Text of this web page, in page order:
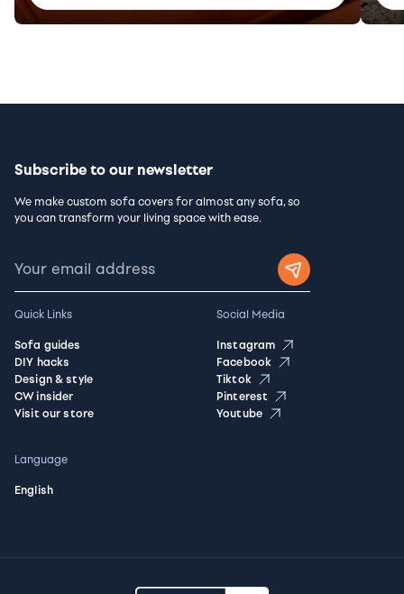
Subscribe to our newsletter
We make custom sofa covers for almost any sofa, so
you can transform your living space with ease.
Quick Links
Sofa guides
DIY hacks
Design & style
CW insider
Visit our store
Social Media
Instagram
Facebook
Tiktok
Pinterest
Youtube
Language
English